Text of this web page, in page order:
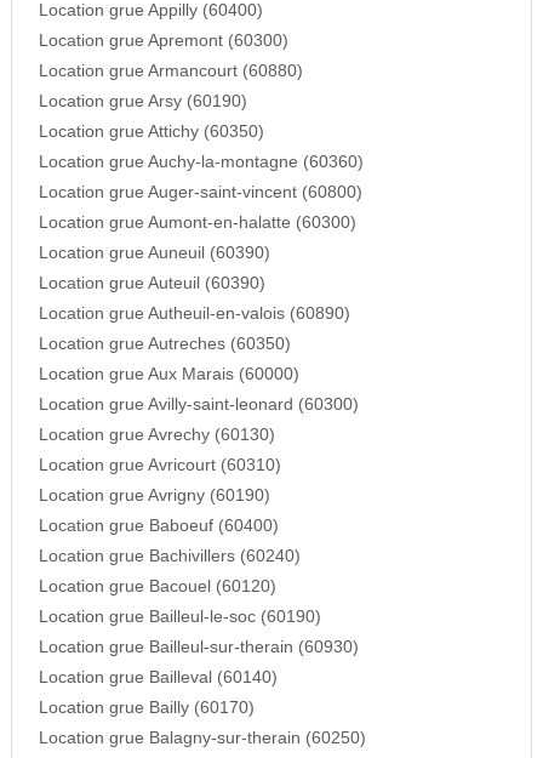
Location grue Appilly (60400)
Location grue Apremont (60300)
Location grue Armancourt (60880)
Location grue Arsy (60190)
Location grue Attichy (60350)
Location grue Auchy-la-montagne (60360)
Location grue Auger-saint-vincent (60800)
Location grue Aumont-en-halatte (60300)
Location grue Auneuil (60390)
Location grue Auteuil (60390)
Location grue Autheuil-en-valois (60890)
Location grue Autreches (60350)
Location grue Aux Marais (60000)
Location grue Avilly-saint-leonard (60300)
Location grue Avrechy (60130)
Location grue Avricourt (60310)
Location grue Avrigny (60190)
Location grue Baboeuf (60400)
Location grue Bachivillers (60240)
Location grue Bacouel (60120)
Location grue Bailleul-le-soc (60190)
Location grue Bailleul-sur-therain (60930)
Location grue Bailleval (60140)
Location grue Bailly (60170)
Location grue Balagny-sur-therain (60250)